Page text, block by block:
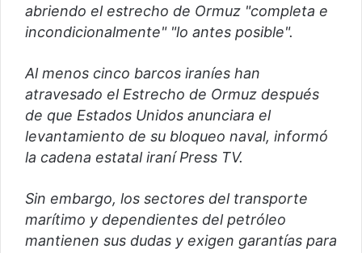
abriendo el estrecho de Ormuz "completa e
incondicionalmente" "lo antes posible".
Al menos cinco barcos iraníes han
atravesado el Estrecho de Ormuz después
de que Estados Unidos anunciara el
levantamiento de su bloqueo naval, informó
la cadena estatal iraní Press TV.
Sin embargo, los sectores del transporte
marítimo y dependientes del petróleo
mantienen sus dudas y exigen garantías para